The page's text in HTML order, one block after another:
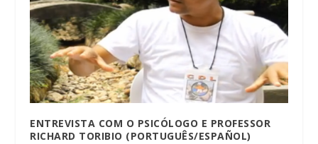
ENTREVISTA COM O PSICÓLOGO E PROFESSOR
RICHARD TORIBIO (PORTUGUÊS/ESPAÑOL)